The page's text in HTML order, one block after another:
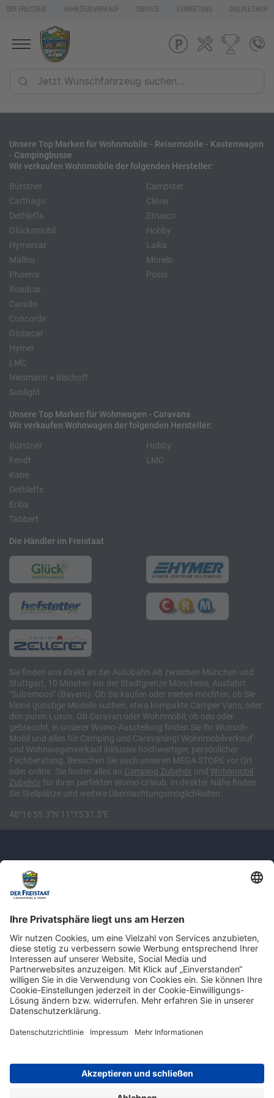
DER FREISTAAT FAHRZEUGVERKAUF SERVICE VERMIETUNG ONLINE SHOP
Unsere Top Marken für Wohnmobile - Reisemobile - Kastenwagen
- Campingbusse
Wir verkaufen Wohnmobile der folgenden Hersteller:
Bürstner
Carthago
Dethleffs
Glücksmobil
Hymercar
Malibu
Phoenix
Roadcar
Campster
Clever
Etrusco
Hobby
Laika
Morelo
Pössl
Carado
Concorde
Globecar
Hymer
LMC
Niesmann + Bischoff
Sunlight
Unsere Top Marken für Wohnwagen - Caravans
Wir verkaufen Wohnwagen der folgenden Hersteller:
Bürstner
Fendt
Kabe
Hobby
LMC
Dethleffs
Eriba
Tabbert
Die Händler im Freistaat
Sie finden uns direkt an der Autobahn A8 zwischen München und
Stuttgart, 10 Minuten vor der Stadtgrenze Münchens, Ausfahrt
"Sulzemoos" (Bayern). Ob Sie kaufen oder mieten möchten, ob Sie
kleine günstige Modelle suchen, etwa kompakte Camper Vans, oder
den puren Luxus. Ob Caravan oder Wohnmobil, ob neu oder
gebraucht, in unserer Womo-Ausstellung finden Sie Ihr Wunsch-
Mobil und alles für Camping und Caravaning! Wohnmobilverkauf
und Wohnwagenverkauf inklusive hochwertiger, persönlicher
Fachberatung. Besuchen Sie auch unseren MEGA STORE vor Ort
oder online. Sie finden alles an Camping Zubehör und Wohnmobil
Zubehör für ihren perfekten Womo-Urlaub. In direkter Nähe finden
Sie Stellplätze und weitere Übernachtungsmöglichkeiten.
48°16'55.3"N 11°15'37.3"E
Newsletter: Jetzt auf
shop.derfreistaat.de anmelden und
einen 5€ Gutschein für unseren Online-
Shop erhalten!*
Impressum Datenschutz Barrierefreiheit